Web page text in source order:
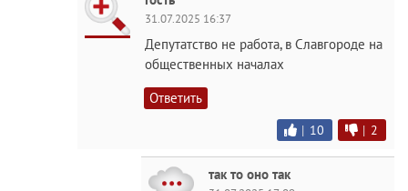
31.07.2025 16:37
Депутатство не работа, в Славгороде на
общественных началах
Ответить
| 10 | 2
так то оно так